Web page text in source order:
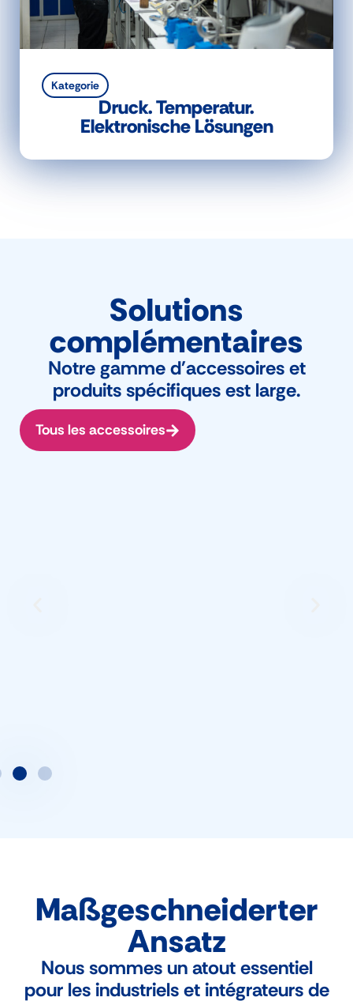
Kategorie
Druck. Temperatur.
Elektronische Lösungen
Solutions
complémentaires
Notre gamme d'accessoires et
produits spécifiques est large.
Tous les accessoires
Maßgeschneiderter
Ansatz
Nous sommes un atout essentiel
pour les industriels et intégrateurs de